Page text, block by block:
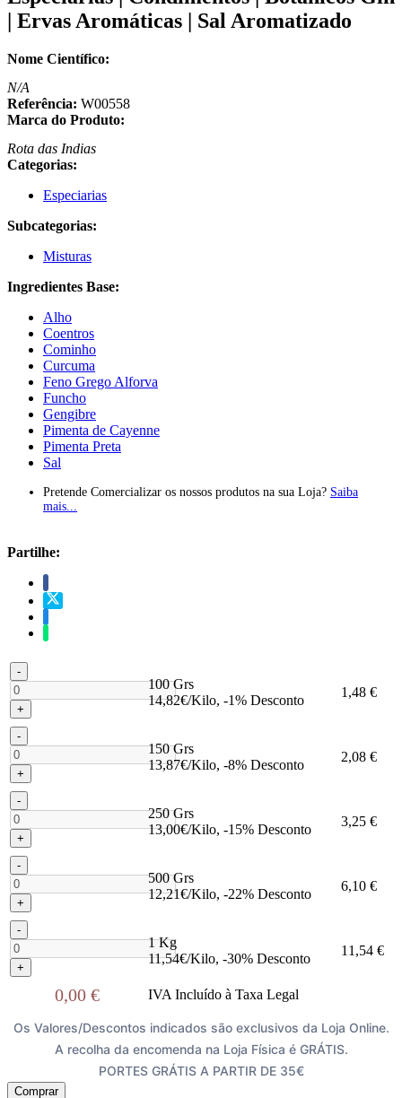
| Ervas Aromáticas | Sal Aromatizado
Nome Científico:
N/A
Referência: W00558
Marca do Produto:
Rota das Indias
Categorias:
Especiarias
Subcategorias:
Misturas
Ingredientes Base:
Alho
Coentros
Cominho
Curcuma
Feno Grego Alforva
Funcho
Gengibre
Pimenta de Cayenne
Pimenta Preta
Sal
Pretende Comercializar os nossos produtos na sua Loja? Saiba
mais...
Partilhe:
-
+
100 Grs
14,82€/Kilo, -1% Desconto
1,48 €
-
+
150 Grs
13,87€/Kilo, -8% Desconto
2,08 €
-
+
250 Grs
13,00€/Kilo, -15% Desconto
3,25 €
-
+
500 Grs
12,21€/Kilo, -22% Desconto
6,10 €
-
+
1 Kg
11,54€/Kilo, -30% Desconto
11,54 €
0,00 € IVA Incluído à Taxa Legal
Os Valores/Descontos indicados são exclusivos da Loja Online.
A recolha da encomenda na Loja Física é GRÁTIS.
PORTES GRÁTIS A PARTIR DE 35€
Comprar